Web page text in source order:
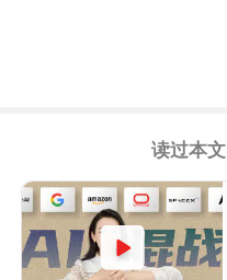
读过本